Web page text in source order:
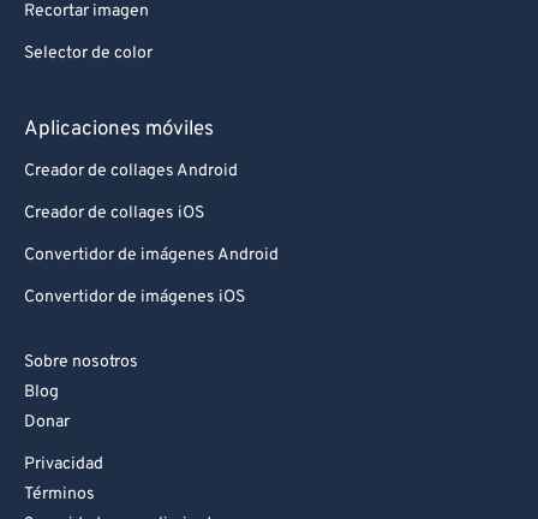
Recortar imagen
Selector de color
Aplicaciones móviles
Creador de collages Android
Creador de collages iOS
Convertidor de imágenes Android
Convertidor de imágenes iOS
Sobre nosotros
Blog
Donar
Privacidad
Términos